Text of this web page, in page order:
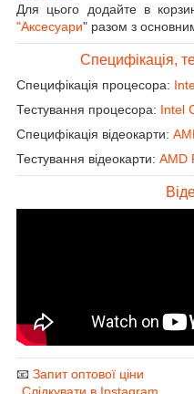
Для цього додайте в
"Аксесуари" разом з
Специфікація,
Специфікація процесора:
Тестування процесора: Intel
Специфікація відеокарти:
Тестування відеокарти: AMD
📧 Запит оптової ціни
Слідкувати в Instagram